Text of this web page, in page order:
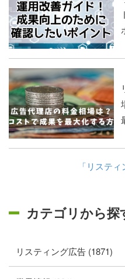
「リステ
カテゴリから探
リスティング広告 (1871)